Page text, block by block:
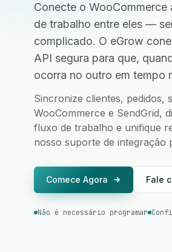
Conecte o WooCommerce
de trabalho entre eles —
complicado. O eGrow
API segura para que,
ocorra no outro em tempo
Sincronize clientes, pedidos,
WooCommerce e SendGrid,
fluxo de trabalho e unifique
nosso suporte de integração
Comece Agora Fale
Não é necessário programar